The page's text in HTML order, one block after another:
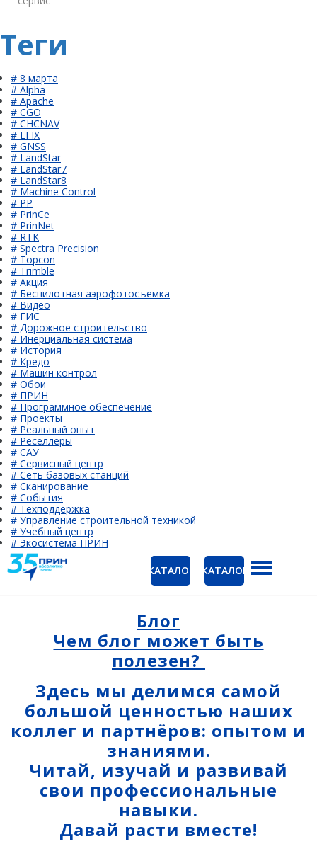
Теги
# 8 марта
# Alpha
# Apache
# CGO
# CHCNAV
# EFIX
# GNSS
# LandStar
# LandStar7
# LandStar8
# Machine Control
# PP
# PrinCe
# PrinNet
# RTK
# Spectra Precision
# Topcon
# Trimble
# Акция
# Беспилотная аэрофотосъемка
# Видео
# ГИС
# Дорожное строительство
# Инерциальная система
# История
# Кредо
# Машин контрол
# Обои
# ПРИН
# Программное обеспечение
# Проекты
# Реальный опыт
# Реселлеры
# САУ
# Сервисный центр
# Сеть базовых станций
# Сканирование
# События
# Техподдержка
# Управление строительной техникой
# Учебный центр
# Экосистема ПРИН
КАТАЛОГ КАТАЛОГ
CHCNAV
Trimble
Spectra Precision
Оптика
Тахеометры
Нивелиры
Блог
Чем блог может быть
полезен?
Здесь мы делимся самой
большой ценностью наших
коллег и партнёров: опытом и
знаниями.
Читай, изучай и развивай
свои профессиональные
навыки.
Давай расти вместе!